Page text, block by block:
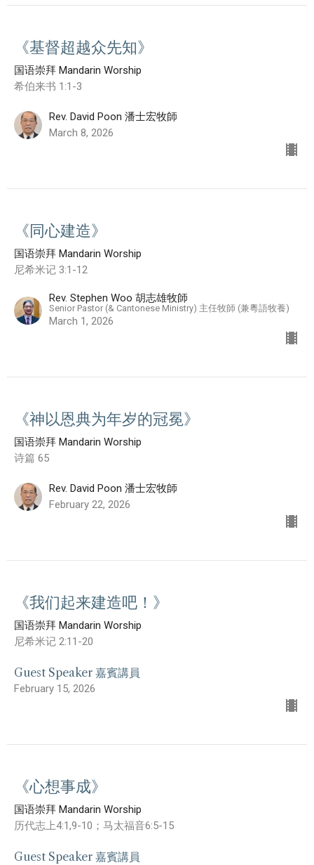
《基督超越众先知》
国语崇拜 Mandarin Worship
希伯来书 1:1-3
Rev. David Poon 潘士宏牧師
March 8, 2026
《同心建造》
国语崇拜 Mandarin Worship
尼希米记 3:1-12
Rev. Stephen Woo 胡志雄牧師
Senior Pastor (& Cantonese Ministry) 主任牧師 (兼粵語牧養)
March 1, 2026
《神以恩典为年岁的冠冕》
国语崇拜 Mandarin Worship
诗篇 65
Rev. David Poon 潘士宏牧師
February 22, 2026
《我们起来建造吧！》
国语崇拜 Mandarin Worship
尼希米记 2:11-20
Guest Speaker 嘉賓講員
February 15, 2026
《心想事成》
国语崇拜 Mandarin Worship
历代志上4:1,9-10；马太福音6:5-15
Guest Speaker 嘉賓講員